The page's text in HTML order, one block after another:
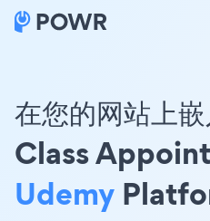
在您的网站上
Class
Udemy